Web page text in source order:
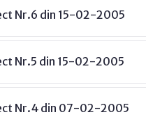
Nr.6 din 15-02-2005
Nr.5 din 15-02-2005
Nr.4 din 07-02-2005